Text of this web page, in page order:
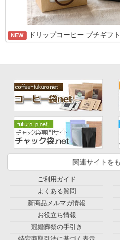
NEW ドリップコーヒー プチギフ
関連サイトを
ご利用ガイド
よくある質問
新商品メルマガ情報
お役立ち情報
冠婚葬祭の手引き